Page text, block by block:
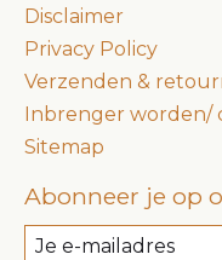
Disclaimer
Privacy Policy
Verzenden &
Inbrenger worden/
Sitemap
Abonneer je op